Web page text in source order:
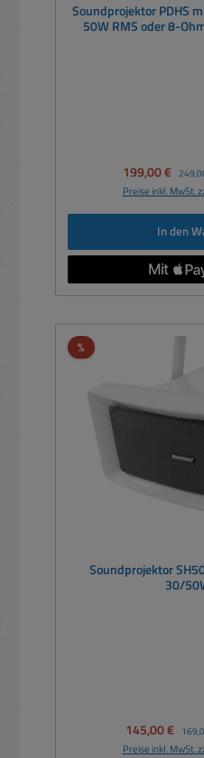
Soundprojektor PDHS
50W RMS oder 8-
Verkaufspreis:
199,00 €
Preise inkl. MwSt.
In den
%Rabatt
Soundprojektor
30/
Verkaufspreis:
145,00 €
Preise inkl. MwSt.